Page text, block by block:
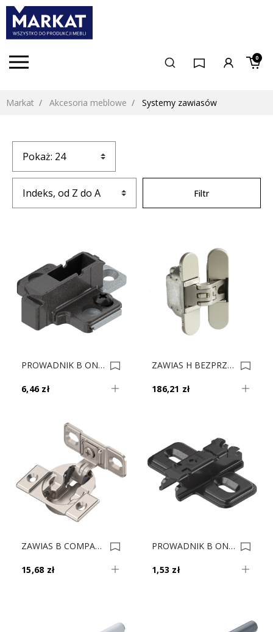
0
Markat Akcesoria meblowe Systemy zawiasów
Filtr
PROWADNIK B ONYKS CLIP 175H9190 H-9 0035429
6,46 zł
ZAWIAS H BEZPRZYLG 30 UNIWER/KUBICA 927.91.540 *** 0034621
186,21 zł
ZAWIAS B COMPACT 107' Ze Sprężyną 38B355AF22 0034472
15,68 zł
PROWADNIK B ONYKS CLIP 173L6130 H-3 V500 0034166
1,53 zł